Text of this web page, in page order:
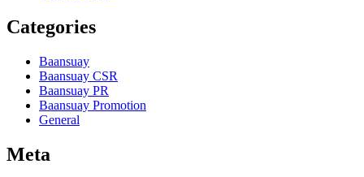
Categories
Baansuay
Baansuay CSR
Baansuay PR
Baansuay Promotion
General
Meta